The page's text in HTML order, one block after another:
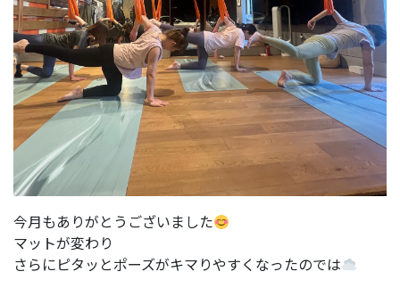
今月もありがとうございました
マットが変わり
さらにピタッとポーズがキマりやすくなったのでは